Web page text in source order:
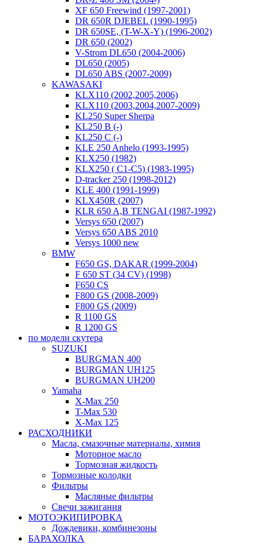
XF 650 Freewind (1997-2001)
DR 650R DJEBEL (1990-1995)
DR 650SE, (T-W-X-Y) (1996-2002)
DR 650 (2002)
V-Strom DL650 (2004-2006)
DL650 (2005)
DL650 ABS (2007-2009)
KAWASAKI
KLX110 (2002,2005,2006)
KLX110 (2003,2004,2007-2009)
KL250 Super Sherpa
KL250 B (-)
KL250 C (-)
KLE 250 Anhelo (1993-1995)
KLX250 (1982)
KLX250 ( C1-C5) (1983-1995)
D-tracker 250 (1998-2012)
KLE 400 (1991-1999)
KLX450R (2007)
KLR 650 A,B TENGAI (1987-1992)
Versys 650 (2007)
Versys 650 ABS 2010
Versys 1000 new
BMW
F650 GS, DAKAR (1999-2004)
F 650 ST (34 CV) (1998)
F650 CS
F800 GS (2008-2009)
F800 GS (2009)
R 1100 GS
R 1200 GS
по модели скутера
SUZUKI
BURGMAN 400
BURGMAN UH125
BURGMAN UH200
Yamaha
X-Max 250
T-Max 530
X-Max 125
РАСХОДНИКИ
Масла, смазочные материалы, химия
Моторное масло
Тормозная жидкость
Тормозные колодки
Фильтры
Масляные фильтры
Свечи зажигания
МОТОЭКИПИРОВКА
Дождевики, комбинезоны
БАРАХОЛКА